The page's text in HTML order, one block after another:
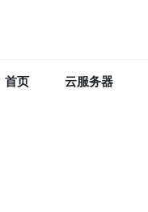
首页 云服务器